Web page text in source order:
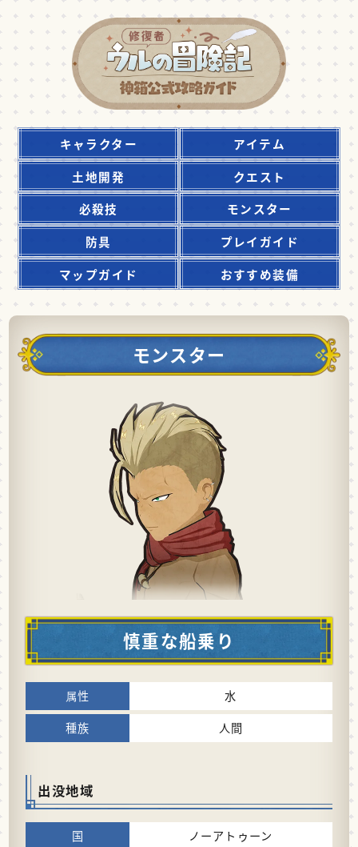
キャラクター
アイテム
土地開発
クエスト
必殺技
モンスター
防具
プレイガイド
マップガイド
おすすめ装備
モンスター
慎重な船乗り
水
人間
出没地域
ノーアトゥーン